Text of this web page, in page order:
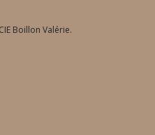
Boillon Valérie.